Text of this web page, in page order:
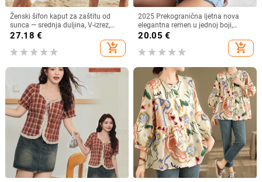
Ženski šifon kaput za zaštitu od
sunca — srednja duljina, V-izrez,
dugi rukav, široki kroj, 95% poliester
27.18 €
add_shopping_cart
2025 Prekogranična ljetna nova
elegantna remen u jednoj boji,
jednostavna remen s V-izrezom
20.05 €
add_shopping_cart